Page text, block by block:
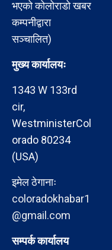
भएको कोलोराडो खबर
कम्पनीद्वारा
सञ्चालित)
मुख्य कार्यालयः
1343 W 133rd
cir,
WestministerCol
orado 80234
(USA)
इमेल ठेगानाः
coloradokhabar1
@gmail.com
सम्पर्क कार्यालय